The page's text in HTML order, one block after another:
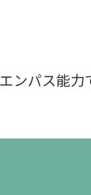
ンパス能力